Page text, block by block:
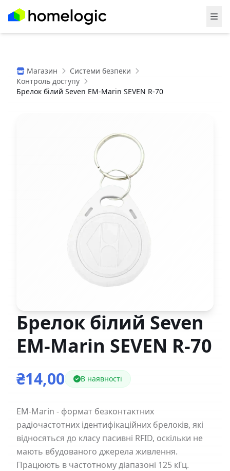
Магазин
Системи безпеки
Контроль доступу
Брелок білий Seven EM-Marin SEVEN R-70
Брелок білий Seven
EM-Marin SEVEN R-70
₴14,00 В наявності
EM-Marin - формат безконтактних
радіочастотних ідентифікаційних брелоків, які
відносяться до класу пасивні RFID, оскільки не
мають вбудованого джерела живлення.
Працюють в частотному діапазоні 125 кГц.